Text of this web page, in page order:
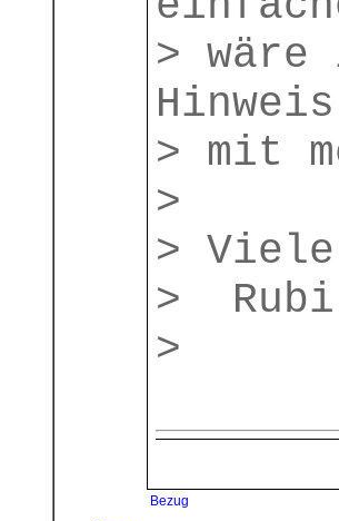
>
> mit
>
> Viele
> Rubi
>
Bezug